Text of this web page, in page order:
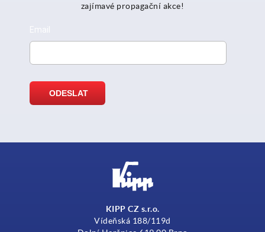
zajímavé propagační akce!
KIPP CZ s.r.o.
Vídeňská 188/119d